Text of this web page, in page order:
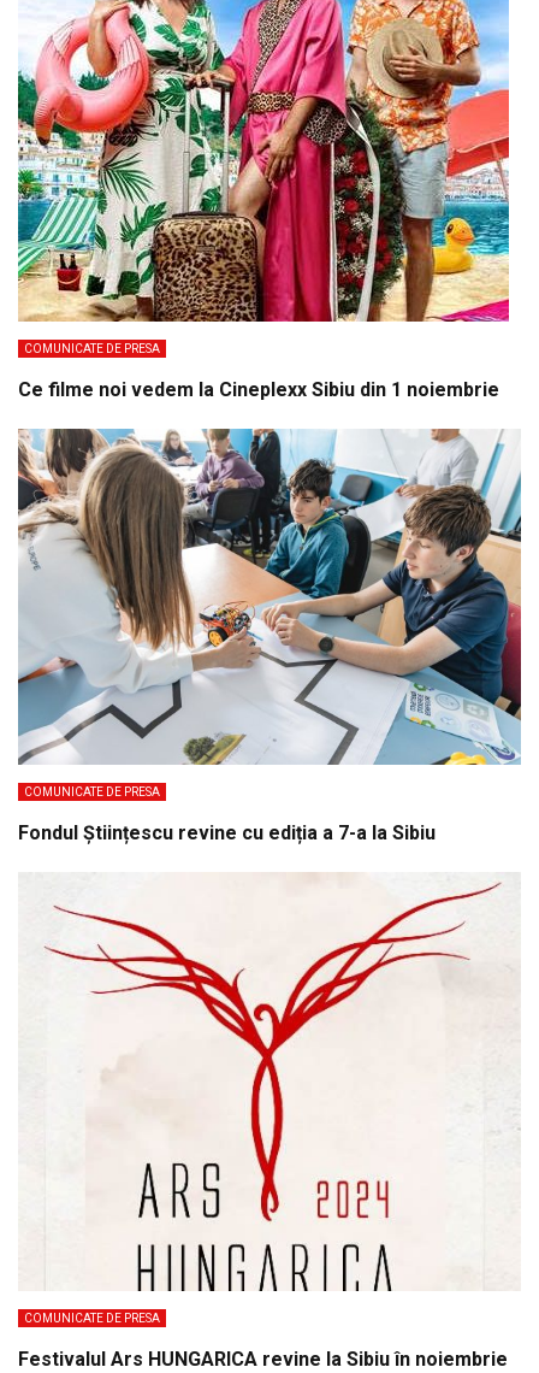
COMUNICATE DE PRESA
Ce filme noi vedem la Cineplexx Sibiu din 1 noiembrie
COMUNICATE DE PRESA
Fondul Științescu revine cu ediția a 7-a la Sibiu
COMUNICATE DE PRESA
Festivalul Ars HUNGARICA revine la Sibiu în noiembrie